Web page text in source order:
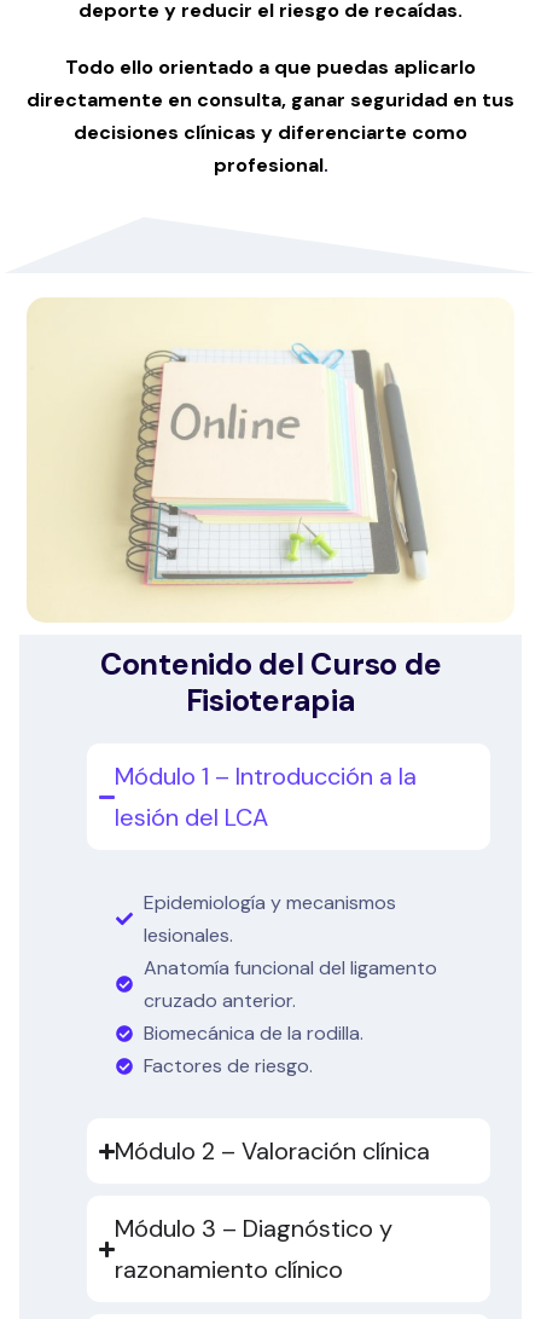
deporte y reducir el riesgo de recaídas.
Todo ello orientado a que puedas aplicarlo
directamente en consulta, ganar seguridad en tus
decisiones clínicas y diferenciarte como
profesional.
Contenido del Curso de
Fisioterapia
Módulo 1 – Introducción a la
lesión del LCA
Epidemiología y mecanismos
lesionales.
Anatomía funcional del ligamento
cruzado anterior.
Biomecánica de la rodilla.
Factores de riesgo.
Módulo 2 – Valoración clínica
Módulo 3 – Diagnóstico y
razonamiento clínico